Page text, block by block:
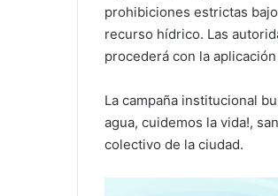
prohibiciones estrictas
recurso hídrico. Las
procederá con la
La campaña institucional
agua, cuidemos la vida!,
colectivo de la ciudad.